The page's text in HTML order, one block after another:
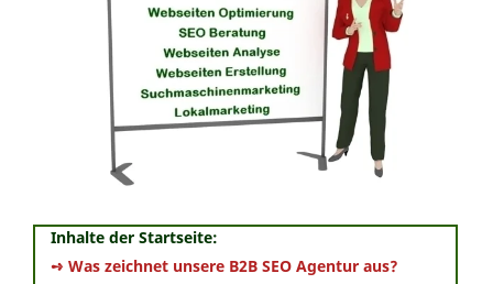
Inhalte der Startseite:
➺ Was zeichnet unsere B2B SEO Agentur aus?